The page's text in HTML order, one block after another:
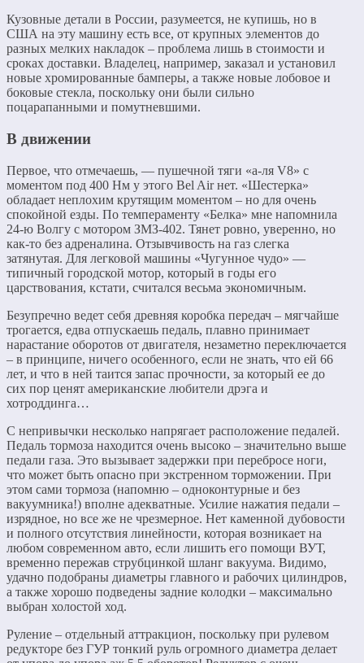
Кузовные детали в России, разумеется, не купишь, но в
США на эту машину есть все, от крупных элементов до
разных мелких накладок – проблема лишь в стоимости и
сроках доставки. Владелец, например, заказал и установил
новые хромированные бамперы, а также новые лобовое и
боковые стекла, поскольку они были сильно
поцарапанными и помутневшими.
В движении
Первое, что отмечаешь, — пушечной тяги «а-ля V8» с
моментом под 400 Нм у этого Bel Air нет. «Шестерка»
обладает неплохим крутящим моментом – но для очень
спокойной езды. По темпераменту «Белка» мне напомнила
24-ю Волгу с мотором ЗМЗ-402. Тянет ровно, уверенно, но
как-то без адреналина. Отзывчивость на газ слегка
затянутая. Для легковой машины «Чугунное чудо» —
типичный городской мотор, который в годы его
царствования, кстати, считался весьма экономичным.
Безупречно ведет себя древняя коробка передач – мягчайше
трогается, едва отпускаешь педаль, плавно принимает
нарастание оборотов от двигателя, незаметно переключается
– в принципе, ничего особенного, если не знать, что ей 66
лет, и что в ней таится запас прочности, за который ее до
сих пор ценят американские любители дрэга и
хотроддинга…
С непривычки несколько напрягает расположение педалей.
Педаль тормоза находится очень высоко – значительно выше
педали газа. Это вызывает задержки при перебросе ноги,
что может быть опасно при экстренном торможении. При
этом сами тормоза (напомню – одноконтурные и без
вакуумника!) вполне адекватные. Усилие нажатия педали –
изрядное, но все же не чрезмерное. Нет каменной дубовости
и полного отсутствия линейности, которая возникает на
любом современном авто, если лишить его помощи ВУТ,
временно пережав струбцинкой шланг вакуума. Видимо,
удачно подобраны диаметры главного и рабочих цилиндров,
а также хорошо подведены задние колодки – максимально
выбран холостой ход.
Руление – отдельный аттракцион, поскольку при рулевом
редукторе без ГУР тонкий руль огромного диаметра делает